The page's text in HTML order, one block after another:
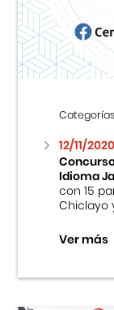
Centro
Cursos
Museo
Fondo
Teatro
12/11/2020
Idioma
con 15
Chiclayo
Ver más